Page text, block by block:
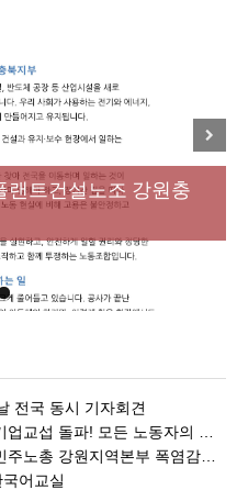
만도가 책임져라 : 청
진상규명과 재발방지
랜트건설노조 강원충
Next
전국 동시 기자회견
의 노동기본권 쟁취! 민주노총 7.15 총파업대회
지역본부 폭염감시단 선포 기자회견
어교실